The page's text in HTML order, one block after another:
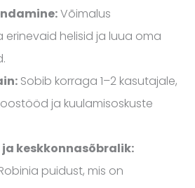
Võimalus
erinevaid helisid ja luua oma
Sobib korraga 1–2 kasutajale,
ja kuulamisoskuste
keskkonnasõbralik:
puidust, mis on